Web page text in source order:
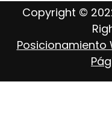
Copyright ©
Posicionamiento